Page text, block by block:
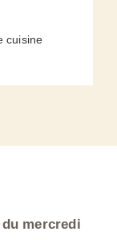
cuisine
mercredi